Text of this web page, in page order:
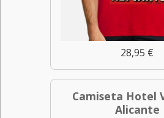
28,95 €
Camiseta Hotel
Alicante